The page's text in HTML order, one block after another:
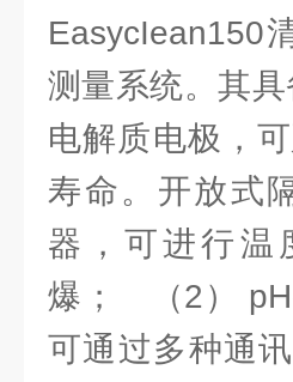
EasycIean150
测量系统。其
电解质电极，
寿命。开放式
器，可进行温
爆； （2） pH
可通过多种通